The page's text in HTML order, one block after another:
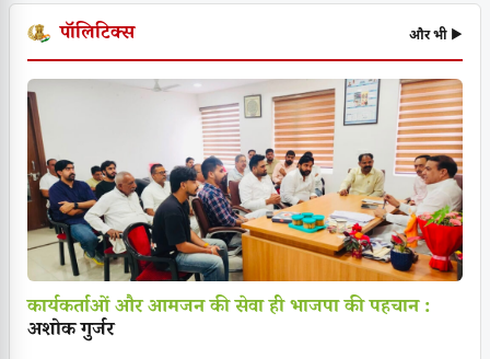
पॉलिटिक्स और भी ▶
कार्यकर्ताओं और आमजन की सेवा ही भाजपा की पहचान :
अशोक गुर्जर